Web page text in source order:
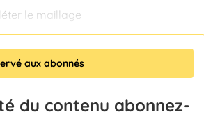
le maillage
aux abonnés
du contenu abonnez-